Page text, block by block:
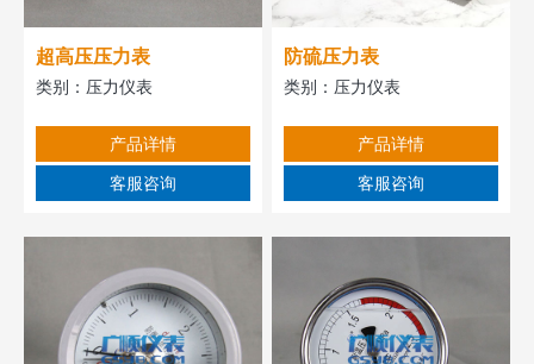
超高压压力表
类别： 压力仪表
产品详情
客服咨询
防硫压力表
类别： 压力仪表
产品详情
客服咨询